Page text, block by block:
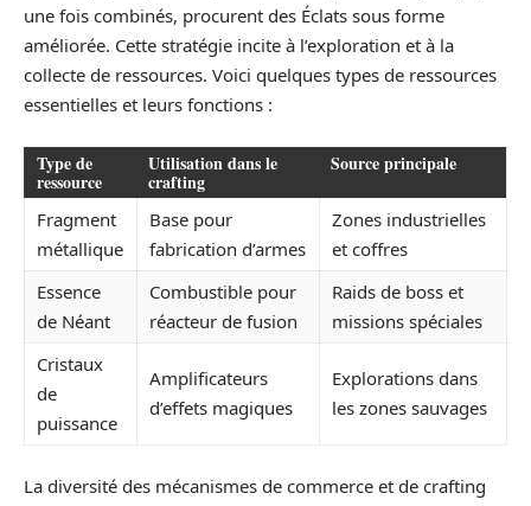
une fois combinés, procurent des Éclats sous forme
améliorée. Cette stratégie incite à l’exploration et à la
collecte de ressources. Voici quelques types de ressources
essentielles et leurs fonctions :
Type de
ressource
Utilisation dans le
crafting
Source principale
Fragment
métallique
Base pour
fabrication d’armes
Zones industrielles
et coffres
Essence
de Néant
Combustible pour
réacteur de fusion
Raids de boss et
missions spéciales
Cristaux
de
puissance
Amplificateurs
d’effets magiques
Explorations dans
les zones sauvages
La diversité des mécanismes de commerce et de crafting